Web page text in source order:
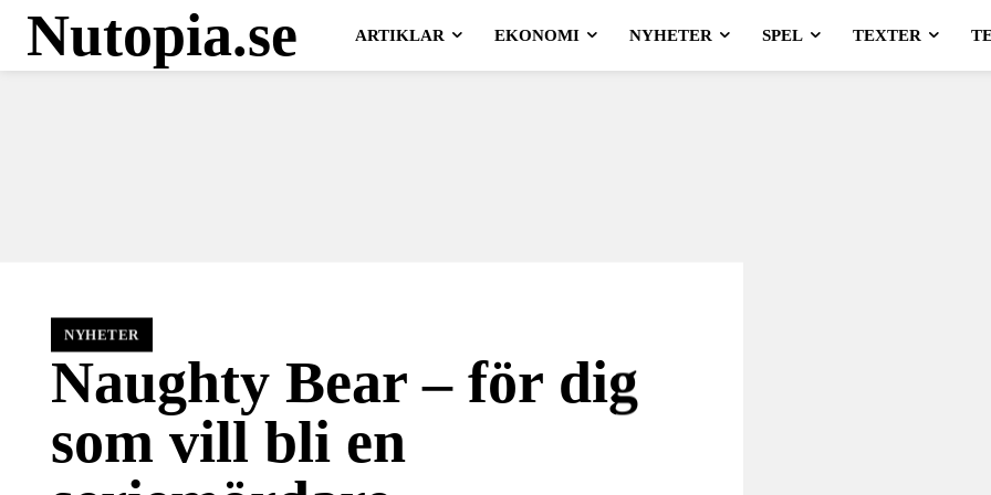
Nutopia.se ARTIKLAR EKONOMI NYHETER SPEL TEXTER
NYHETER
Naughty Bear – för dig
som vill bli en